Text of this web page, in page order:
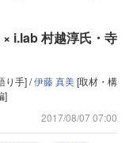
× i.lab 村越淳氏・寺
り手] /伊藤 真美[取材・構
]
2017/08/07 07:00